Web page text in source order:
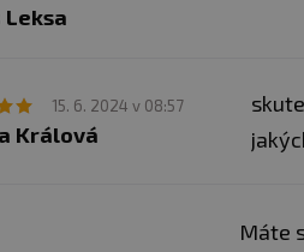
Leksa
15. 6. 2024 v 08:57
Králová
Máte